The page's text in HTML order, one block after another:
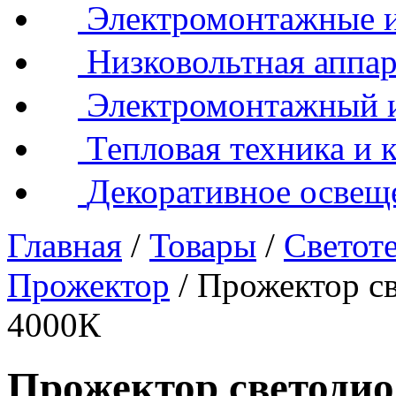
Электромонтажные
Низковольтная
Электромонтажный
Тепловая техника и
Декоративное
Главная / Товары /
Прожектор / Прожектор
4000К